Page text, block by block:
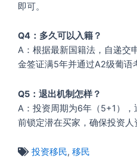
即可。
Q4：多久可以入籍？
A：根据最新国籍法，自递交
金签证满5年并通过A2级葡语
Q5：退出机制怎样？
A：投资周期为6年（5+1）
前锁定潜在买家，确保投资人
投资移民,移民